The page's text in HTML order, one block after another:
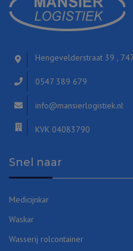
Hengevelderstraat 39 ,
0547 389 679
info@mansierlogistiek.nl
KVK 04083790
Snel naar
Medicijnkar
Waskar
Wasserij rolcontainer